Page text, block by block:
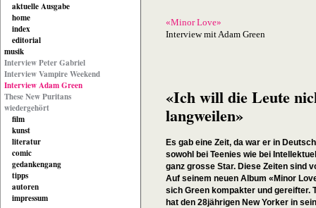
aktuelle Ausgabe
home
index
editorial
musik
Interview Peter Gabriel
Interview Vampire Weekend
Interview Adam Green
These New Puritans
wiedergehört
film
kunst
literatur
comic
gedankengang
tipps
autoren
impressum
«Minor Love»
Interview mit Adam Green
«Ich will die Leute
langweilen»
Es gab eine Zeit, da war er in
sowohl bei Teenies wie bei
ganz grosse Star. Diese Zeiten sind
Auf seinem neuen Album «Minor
sich Green kompakter und gereifter.
hat den 28jährigen New Yorker in